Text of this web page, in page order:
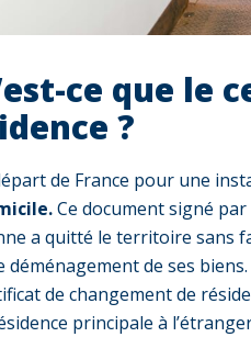
ce que le
?
de France pour une
Ce document signé
a quitté le territoire sans
déménagement de ses
de changement de
principale à